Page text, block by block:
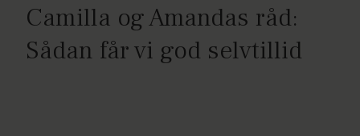
Camilla og Amandas råd:
Sådan får vi god selvtillid